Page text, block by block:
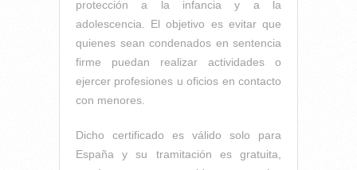
protección a la infancia y a la
adolescencia. El objetivo es evitar que
quienes sean condenados en sentencia
firme puedan realizar actividades o
ejercer profesiones u oficios en contacto
con menores.
Dicho certificado es válido solo para
España y su tramitación es gratuita,